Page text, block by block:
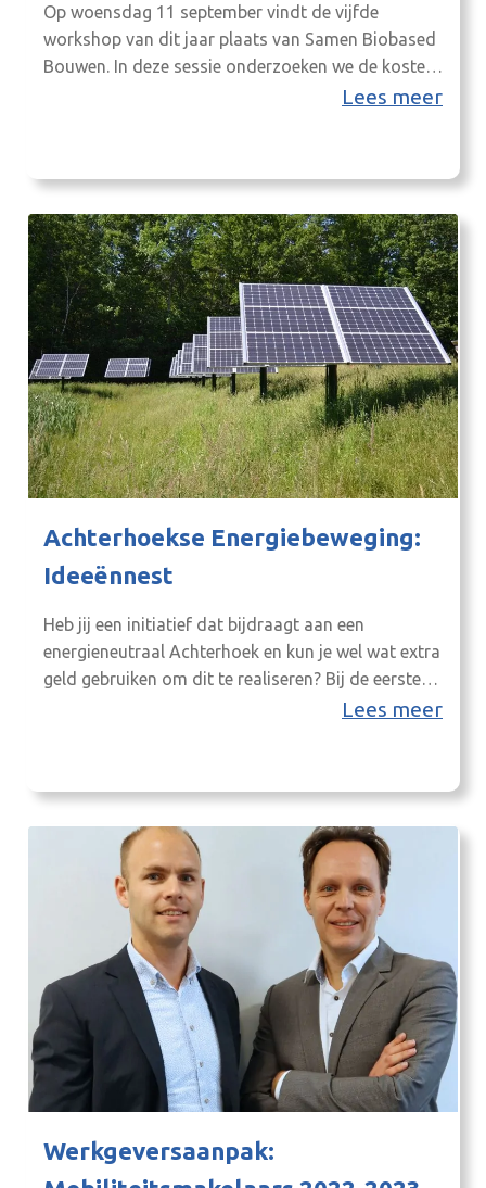
Op woensdag 11 september vindt de vijfde
workshop van dit jaar plaats van Samen Biobased
Bouwen. In deze sessie onderzoeken we de kosten
van biobased bouwen. De workshop is in CIVON
Lees meer
Achterhoekse Energiebeweging:
Ideeënnest
Heb jij een initiatief dat bijdraagt aan een
energieneutraal Achterhoek en kun je wel wat extra
geld gebruiken om dit te realiseren? Bij de eerste
editie van Ideeënnest maak je kans op een
groot en klein, die bijdragen aan een
Lees meer
Werkgeversaanpak: